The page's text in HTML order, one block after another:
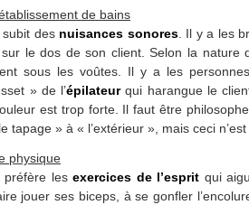
de bains
subit des nuisances sonores. Il y a les
le dos de son client. Selon la nature
sous les voûtes. Il y a les
» de l’épilateurqui harangue le
est trop forte. Il faut être
tapage » à « l’extérieur », mais ceci
physique
préfère lesexercices de l’esprit qui
jouer ses biceps, à se gonfler